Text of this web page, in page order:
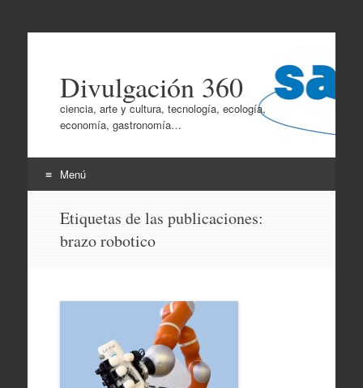
Divulgación 360
ciencia, arte y cultura, tecnología, ecología,
economía, gastronomía…
Menú
contenido
Etiquetas de las publicaciones:
brazo robotico